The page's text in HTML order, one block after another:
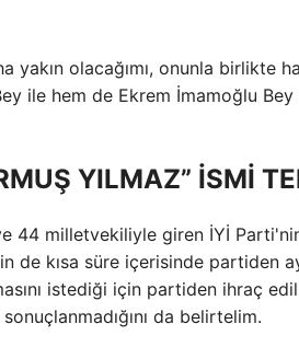
yakın olacağımı, onunla
ile hem de Ekrem İmamoğlu
YILMAZ” İSMİ
44 milletvekiliyle giren İYİ
de kısa süre içerisinde partiden
istediği için partiden ihraç
da belirtelim.